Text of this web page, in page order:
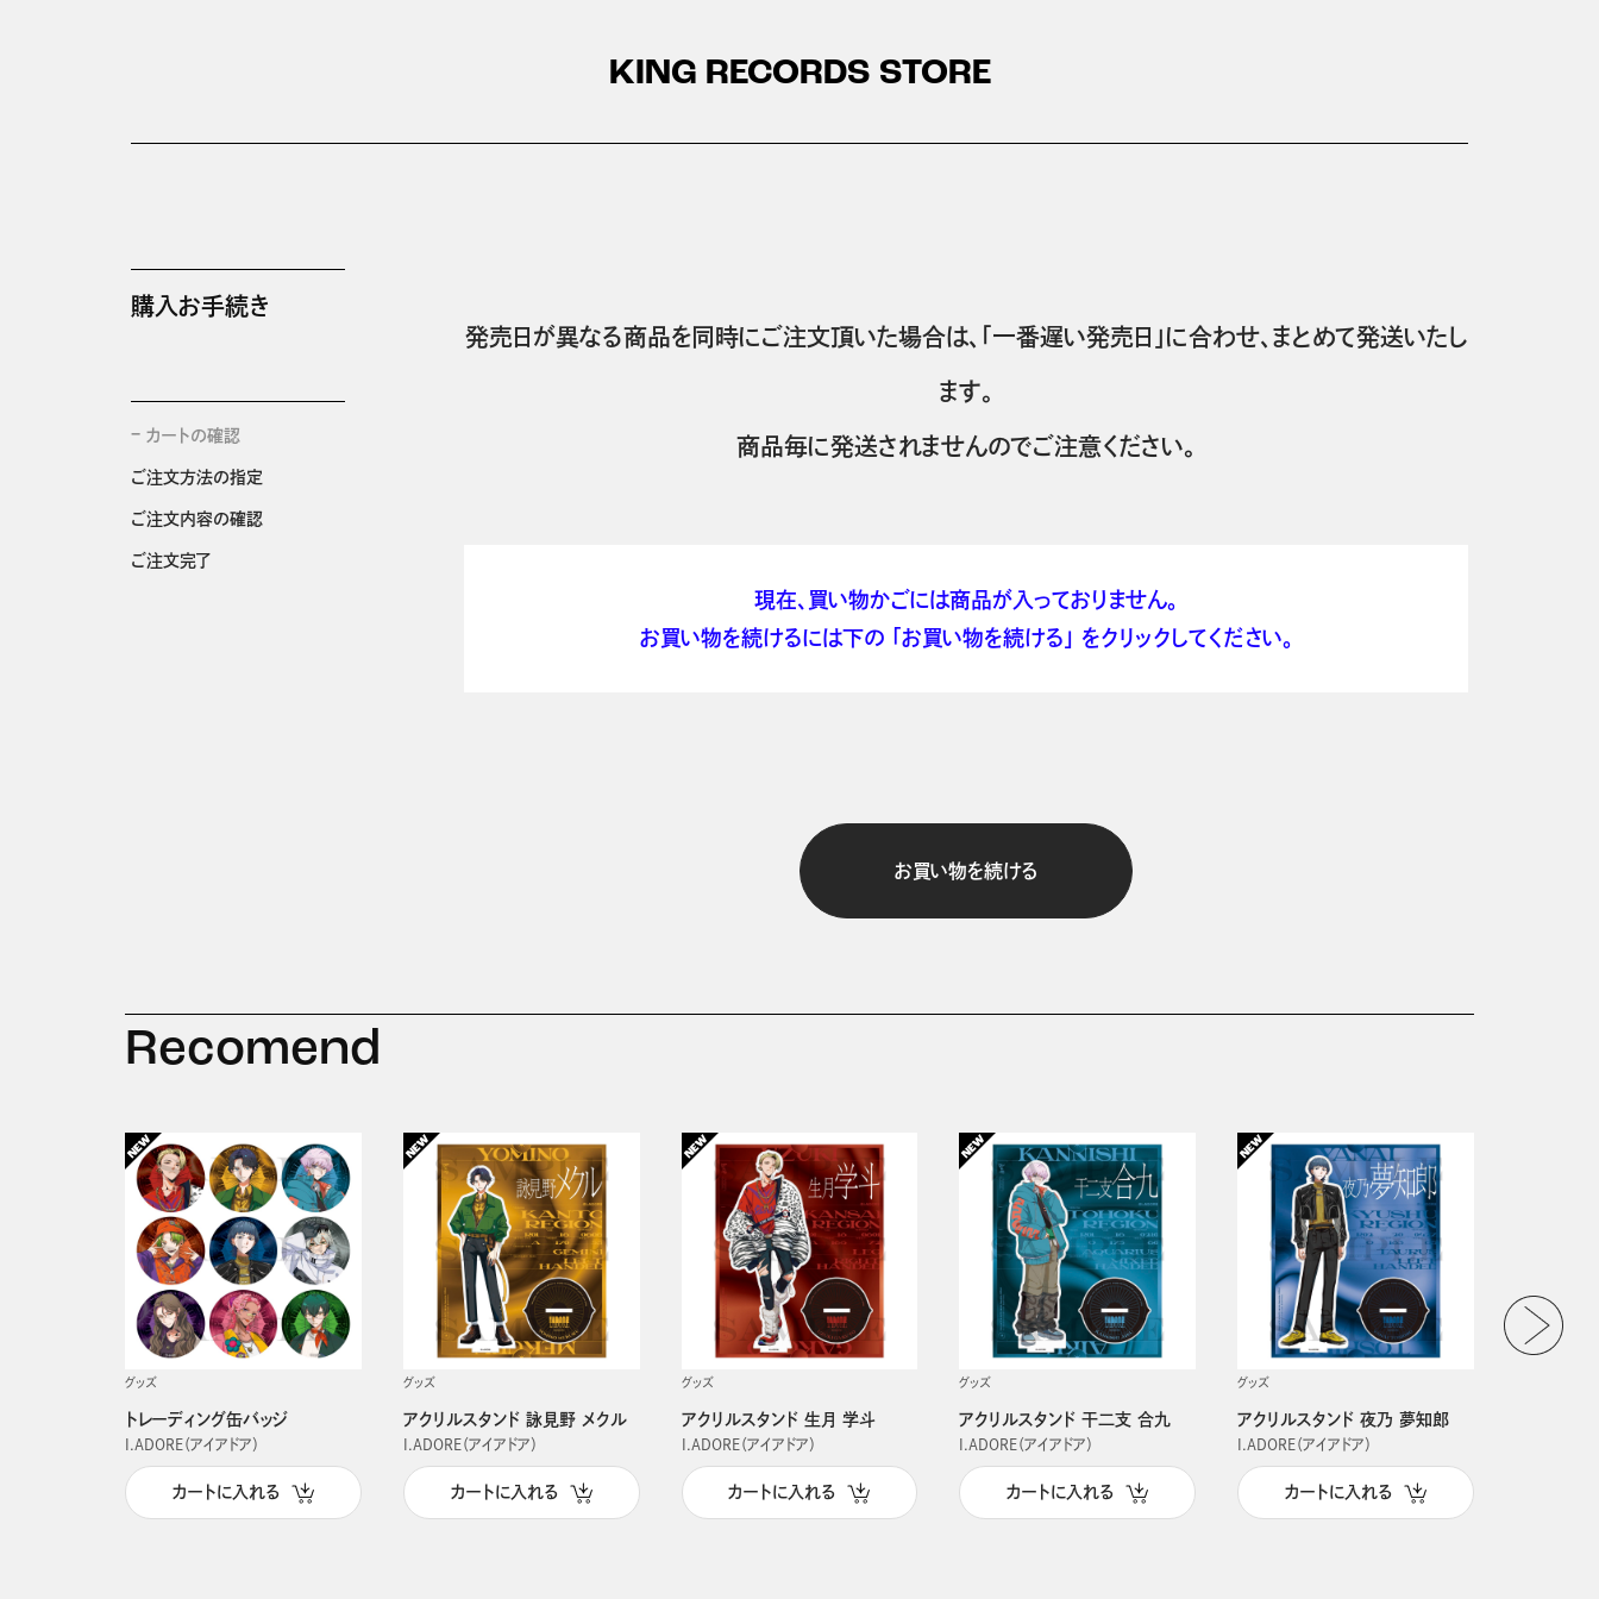
KING RECORDS STORE
購入お手続き
カートの確認
ご注文方法の指定
ご注文内容の確認
ご注文完了
発売日が異なる商品を同時にご注文頂いた場合は、「一番遅い発売日」に合わせ、まとめて発送いたし
ます。
商品毎に発送されませんのでご注意ください。
現在、買い物かごには商品が入っておりません。
お買い物を続けるには下の 「お買い物を続ける」 をクリックしてください。
お買い物を続ける
Recomend
グッズ
トレーディング缶バッジ
I.ADORE（アイアドア）
カートに入れる
グッズ
アクリルスタンド 詠見野 メクル
I.ADORE（アイアドア）
カートに入れる
グッズ
アクリルスタンド 生月 学斗
I.ADORE（アイアドア）
カートに入れる
グッズ
アクリルスタンド 干二支 合九
I.ADORE（アイアドア）
カートに入れる
グッズ
アクリルスタンド 夜乃 夢知郎
I.ADORE（アイアドア）
カートに入れる